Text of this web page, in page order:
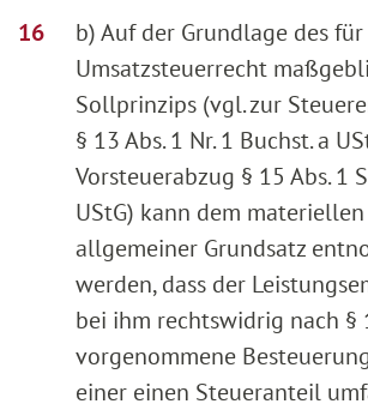
b) Auf der Grundlage des für
Umsatzsteuerrecht
Sollprinzips (vgl. zur
§ 13 Abs. 1 Nr. 1 Buchst. a
Vorsteuerabzug § 15 Abs. 1
UStG) kann dem
allgemeiner Grundsatz
werden, dass der
bei ihm rechtswidrig nach §
vorgenommene
einer einen Steueranteil